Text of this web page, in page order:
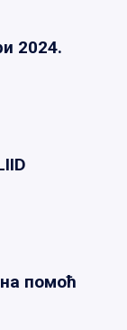
2024.
помоћ